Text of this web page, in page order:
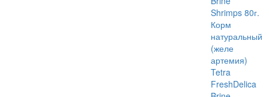
Корм
натуральный
(желе
артемия)
Tetra
FreshDelica